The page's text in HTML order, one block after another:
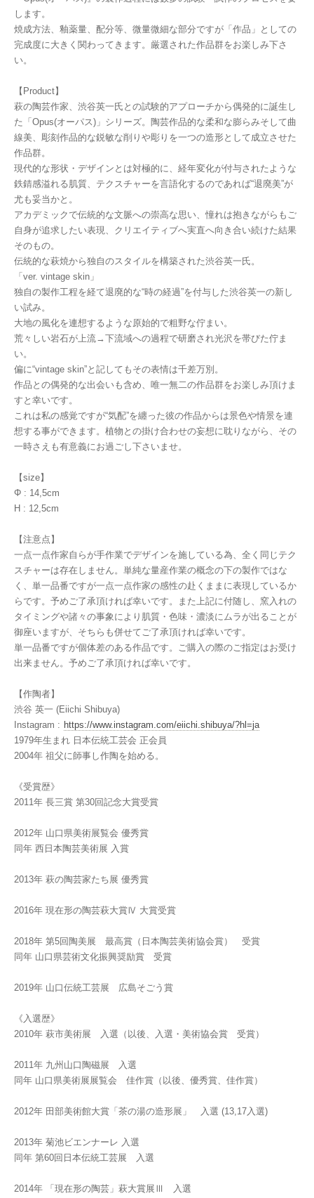
します。
焼成方法、釉薬量、配分等、微量微細な部分ですが「作品」としての
完成度に大きく関わってきます。厳選された作品群をお楽しみ下さ
い。
【Product】
萩の陶芸作家、渋谷英一氏との試験的アプローチから偶発的に誕生し
た「Opus(オーパス)」シリーズ。陶芸作品的な柔和な膨らみそして曲
線美、彫刻作品的な鋭敏な削りや彫りを一つの造形として成立させた
作品群。
現代的な形状・デザインとは対極的に、経年変化が付与されたような
鉄錆感溢れる肌質、テクスチャーを言語化するのであれば“退廃美”が
尤も妥当かと。
アカデミックで伝統的な文脈への崇高な思い、憧れは抱きながらもご
自身が追求したい表現、クリエイティブへ実直へ向き合い続けた結果
そのもの。
伝統的な萩焼から独自のスタイルを構築された渋谷英一氏。
「ver. vintage skin」
独自の製作工程を経て退廃的な“時の経過”を付与した渋谷英一の新し
い試み。
大地の風化を連想するような原始的で粗野な佇まい。
荒々しい岩石が上流→下流域への過程で研磨され光沢を帯びた佇ま
い。
偏に“vintage skin”と記してもその表情は千差万別。
作品との偶発的な出会いも含め、唯一無二の作品群をお楽しみ頂けま
すと幸いです。
これは私の感覚ですが“気配”を纏った彼の作品からは景色や情景を連
想する事ができます。植物との掛け合わせの妄想に耽りながら、その
一時さえも有意義にお過ごし下さいませ。
【size】
Φ : 14,5cm
H : 12,5cm
【注意点】
一点一点作家自らが手作業でデザインを施している為、全く同じテク
スチャーは存在しません。単純な量産作業の概念の下の製作ではな
く、単一品番ですが一点一点作家の感性の赴くままに表現しているか
らです。予めご了承頂ければ幸いです。また上記に付随し、窯入れの
タイミングや諸々の事象により肌質・色味・濃淡にムラが出ることが
御座いますが、そちらも併せてご了承頂ければ幸いです。
単一品番ですが個体差のある作品です。ご購入の際のご指定はお受け
出来ません。予めご了承頂ければ幸いです。
【作陶者】
渋谷 英一 (Eiichi Shibuya)
Instagram : https://www.instagram.com/eiichi.shibuya/?hl=ja
1979年生まれ 日本伝統工芸会 正会員
2004年 祖父に師事し作陶を始める。
《受賞歴》
2011年 長三賞 第30回記念大賞受賞
2012年 山口県美術展覧会 優秀賞
同年 西日本陶芸美術展 入賞
2013年 萩の陶芸家たち展 優秀賞
2016年 現在形の陶芸萩大賞Ⅳ 大賞受賞
2018年 第5回陶美展 最高賞（日本陶芸美術協会賞） 受賞
同年 山口県芸術文化振興奨励賞 受賞
2019年 山口伝統工芸展 広島そごう賞
《入選歴》
2010年 萩市美術展 入選（以後、入選・美術協会賞 受賞）
2011年 九州山口陶磁展 入選
同年 山口県美術展展覧会 佳作賞（以後、優秀賞、佳作賞）
2012年 田部美術館大賞「茶の湯の造形展」 入選 (13,17入選)
2013年 菊池ビエンナーレ 入選
同年 第60回日本伝統工芸展 入選
2014年 「現在形の陶芸」萩大賞展Ⅲ 入選